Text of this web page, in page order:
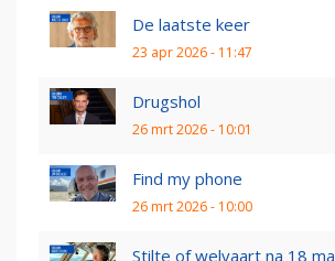
De laatste keer
23 apr 2026 - 11:47
Drugshol
26 mrt 2026 - 10:01
Find my phone
26 mrt 2026 - 10:00
Stilte of welvaart na 18